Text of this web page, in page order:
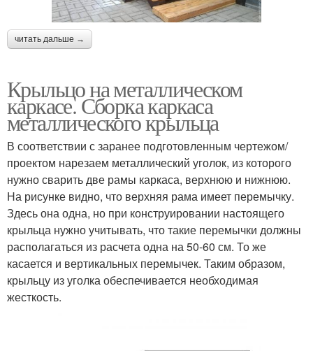
читать дальше →
Крыльцо на металлическом
каркасе. Сборка каркаса
металлического крыльца
В соответствии с заранее подготовленным чертежом/
проектом нарезаем металлический уголок, из которого
нужно сварить две рамы каркаса, верхнюю и нижнюю.
На рисунке видно, что верхняя рама имеет перемычку.
Здесь она одна, но при конструировании настоящего
крыльца нужно учитывать, что такие перемычки должны
располагаться из расчета одна на 50-60 см. То же
касается и вертикальных перемычек. Таким образом,
крыльцу из уголка обеспечивается необходимая
жесткость.